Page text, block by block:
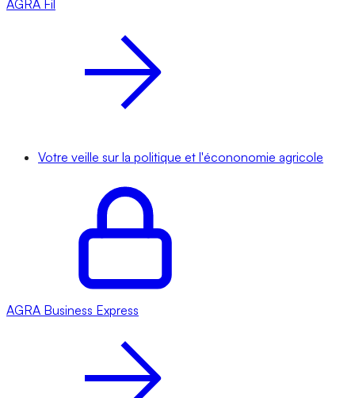
AGRA Fil
Votre veille sur la politique et l'écononomie agricole
AGRA Business Express